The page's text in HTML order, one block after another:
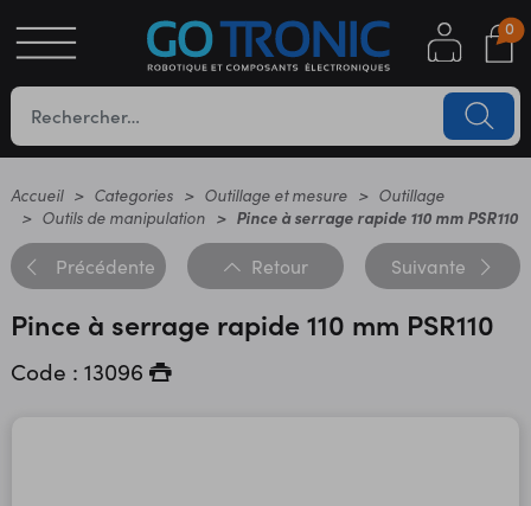
0
Accueil Categories Outillage et mesure
Outillage
Outils de manipulation
Pince à serrage rapide 110 mm PSR110
Précédente Retour Suivante
Pince à serrage rapide 110 mm PSR110
Code : 13096